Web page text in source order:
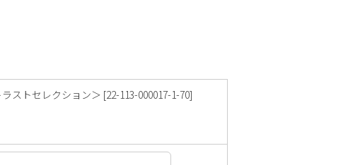
ストセレクション＞ [22-113-000017-1-70]